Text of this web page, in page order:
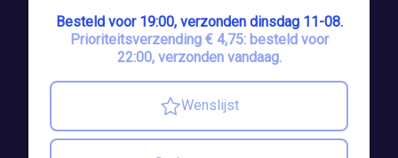
Besteld voor 19:00, verzonden dinsdag 11-08.
Prioriteitsverzending € 4,75: besteld voor
22:00, verzonden vandaag.
Wenslijst